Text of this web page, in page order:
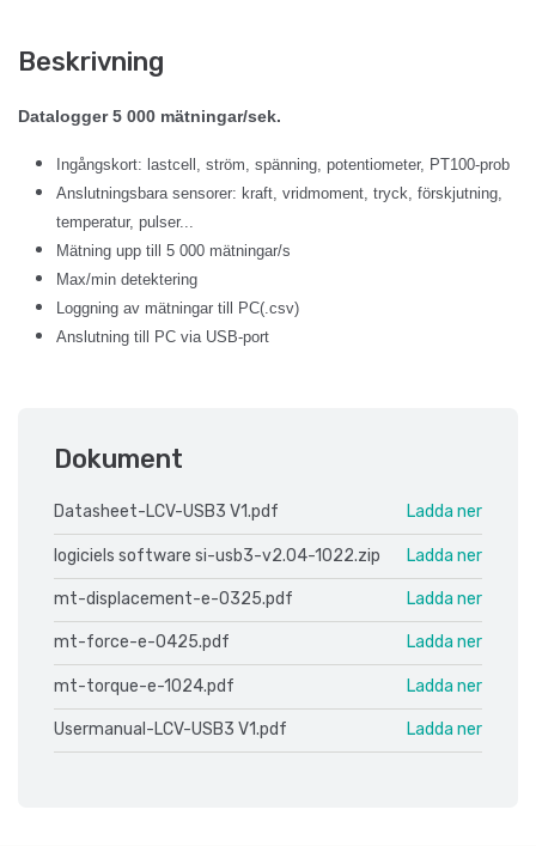
Beskrivning
Datalogger 5 000 mätningar/sek.
Ingångskort: lastcell, ström, spänning, potentiometer, PT100-prob
Anslutningsbara sensorer: kraft, vridmoment, tryck, förskjutning,
temperatur, pulser...
Mätning upp till 5 000 mätningar/s
Max/min detektering
Loggning av mätningar till PC(.csv)
Anslutning till PC via USB-port
Dokument
Datasheet-LCV-USB3 V1.pdf Ladda ner
logiciels software si-usb3-v2.04-1022.zip Ladda ner
mt-displacement-e-0325.pdf Ladda ner
mt-force-e-0425.pdf Ladda ner
mt-torque-e-1024.pdf Ladda ner
Usermanual-LCV-USB3 V1.pdf Ladda ner